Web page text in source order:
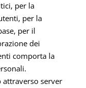
per la
per la
per il
dei
comporta la
server